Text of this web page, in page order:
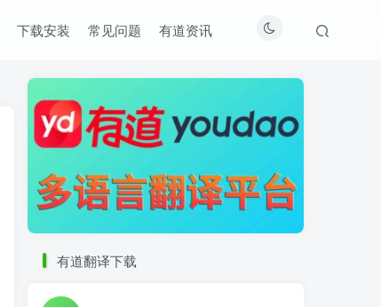
下载安装 常见问题 有道资讯
有道翻译下载